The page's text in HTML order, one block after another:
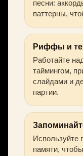
песни:
паттерны,
Риффы и
Работайте
таймингом,
слайдами и
партии.
Используйте
памяти,